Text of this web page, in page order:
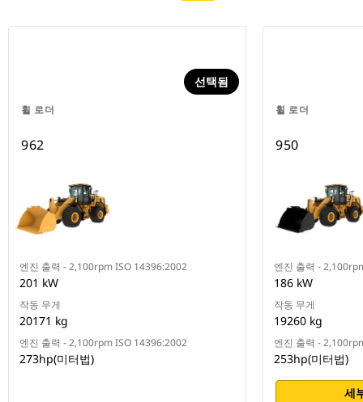
휠 로더
선택됨
962
엔진 출력 - 2,100rpm ISO 14396:2002
201 kW
작동 무게
20171 kg
엔진 출력 - 2,100rpm ISO 14396:2002
273hp(미터법)
휠 로더
950
엔진 출력 -
186 kW
작동 무게
19260 kg
엔진 출력 -
253hp(미터법)
세